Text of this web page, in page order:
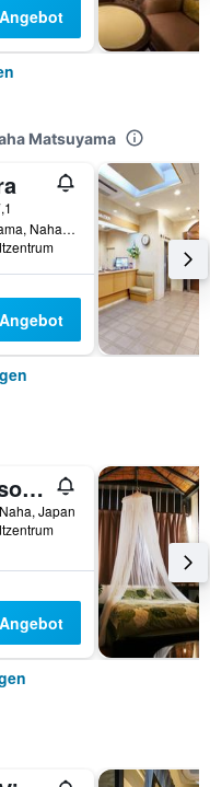
Matsuyama
1-14-13 Matsuyama, Naha, Japan
Stella Resort - Hostel
Japan